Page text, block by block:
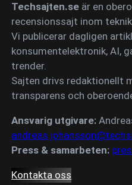
Techsajten.se är en
recensionssajt inom
Vi publicerar dagligen
konsumentelektronik, AI,
trender.
Sajten drivs redaktionellt
transparens och
Ansvarig utgivare:
Press & samarbeten:
Kontakta oss